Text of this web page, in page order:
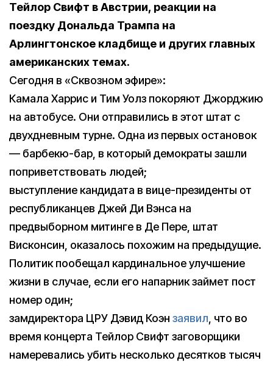
Тейлор Свифт в Австрии, реакции на
поездку Дональда Трампа на
Арлингтонское кладбище и других главных
американских темах.
Сегодня в «Сквозном эфире»:
Камала Харрис и Тим Уолз покоряют Джорджию
на автобусе. Они отправились в этот штат с
двухдневным турне. Одна из первых остановок
— барбекю-бар, в который демократы зашли
поприветствовать людей;
выступление кандидата в вице-президенты от
республиканцев Джей Ди Вэнса на
предвыборном митинге в Де Пере, штат
Висконсин, оказалось похожим на предыдущие.
Политик пообещал кардинальное улучшение
жизни в случае, если его напарник займет пост
номер один;
замдиректора ЦРУ Дэвид Коэн заявил, что во
время концерта Тейлор Свифт заговорщики
намеревались убить несколько десятков тысяч